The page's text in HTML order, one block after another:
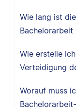
Wie lang ist
Wie erstelle
Verteidigung
Worauf muss